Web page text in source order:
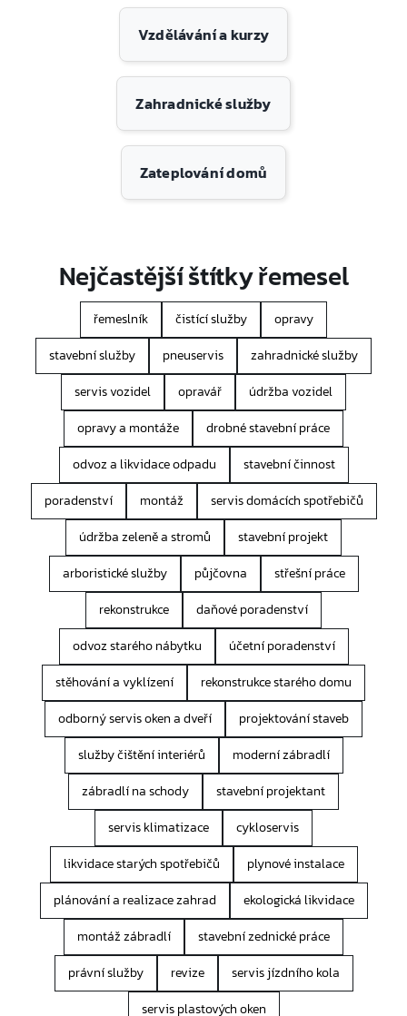
Vzdělávání a kurzy
Zahradnické služby
Zateplování domů
Nejčastější štítky řemesel
řemeslník čistící služby
opravy
stavební služby
pneuservis
zahradnické služby
servis vozidel
opravář
údržba vozidel
opravy a montáže
drobné stavební práce
odvoz a likvidace odpadu
stavební činnost
poradenství
montáž
servis domácích spotřebičů
údržba zeleně a stromů
stavební projekt
arboristické služby
půjčovna
střešní práce
rekonstrukce
daňové poradenství
odvoz starého nábytku
účetní poradenství
stěhování a vyklízení
rekonstrukce starého domu
odborný servis oken a dveří
projektování staveb
služby čištění interiérů
moderní zábradlí
zábradlí na schody
stavební projektant
servis klimatizace
cykloservis
likvidace starých spotřebičů
plynové instalace
plánování a realizace zahrad
ekologická likvidace
montáž zábradlí
stavební zednické práce
právní služby
revize
servis jízdního kola
servis plastových oken